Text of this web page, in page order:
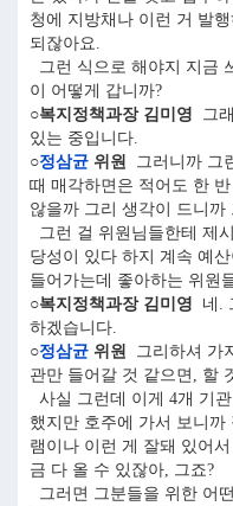
청에 지방채나 이런 거 발
되잖아요.
그런 식으로 해야지 지금
이 어떻게 갑니까?
○복지정책과장 김미영 그
있는 중입니다.
○정삼균 위원
그러니까 그
때 매각하면은 적어도 한
않을까 그리 생각이 드니
그런 걸 위원님들한테 제
당성이 있다 하지 계속 예
들어가는데 좋아하는 위원
○복지정책과장 김미영 네.
하겠습니다.
○정삼균 위원
그리하셔 가
관만 들어갈 것 같으면, 할
사실 그런데 이게 4개 기
했지만 호주에 가서 보니
램이나 이런 게 잘돼 있어
금 다 올 수 있잖아, 그죠?
그러면 그분들을 위한 어